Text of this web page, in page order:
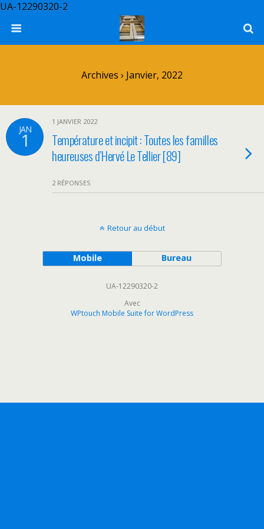
UA-12290320-2
Archives › Janvier, 2022
JAN
1
1 JANVIER 2022
Température et incipit : Toutes les familles
heureuses d’Hervé Le Tellier [89]
2 RÉPONSES
Retour au début
Mobile Bureau
UA-12290320-2
Avec
WPtouch Mobile Suite for WordPress